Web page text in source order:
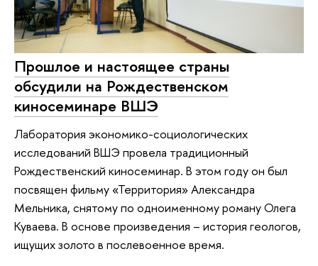
Прошлое и настоящее страны
обсудили на Рождественском
киносеминаре ВШЭ
Лаборатория экономико-социологических
исследований ВШЭ провела традиционный
Рождественский киносеминар. В этом году он был
посвящен фильму «Территория» Александра
Мельника, снятому по одноименному роману Олега
Куваева. В основе произведения – история геологов,
ищущих золото в послевоенное время.